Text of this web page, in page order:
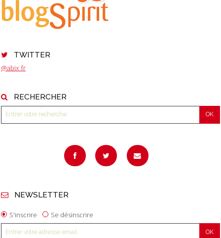
TWITTER
@abix_fr
RECHERCHER
NEWSLETTER
S'inscrire Se désinscrire